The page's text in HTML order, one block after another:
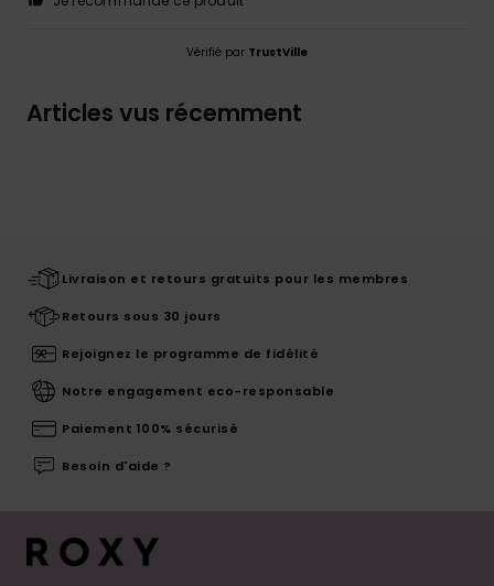
Vérifié par TrustVille
Articles vus récemment
Livraison et retours gratuits pour les membres
Retours sous 30 jours
Rejoignez le programme de fidélité
Notre engagement eco-responsable
Paiement 100% sécurisé
Besoin d'aide ?